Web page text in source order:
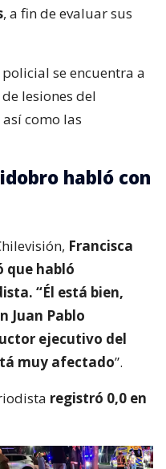
, a fin de evaluar sus
se encuentra a
lesiones del
como las
habló con
Francisca
que habló
“Él está bien,
Juan Pablo
ejecutivo del
muy afectado”.
registró 0,0 en